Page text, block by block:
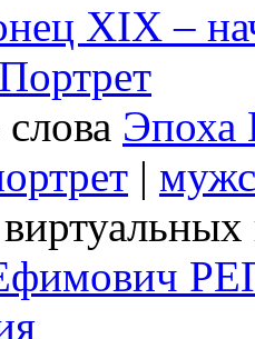
XIX –
Портрет
Эпоха
|